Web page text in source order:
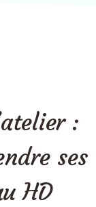
:
ses
HD